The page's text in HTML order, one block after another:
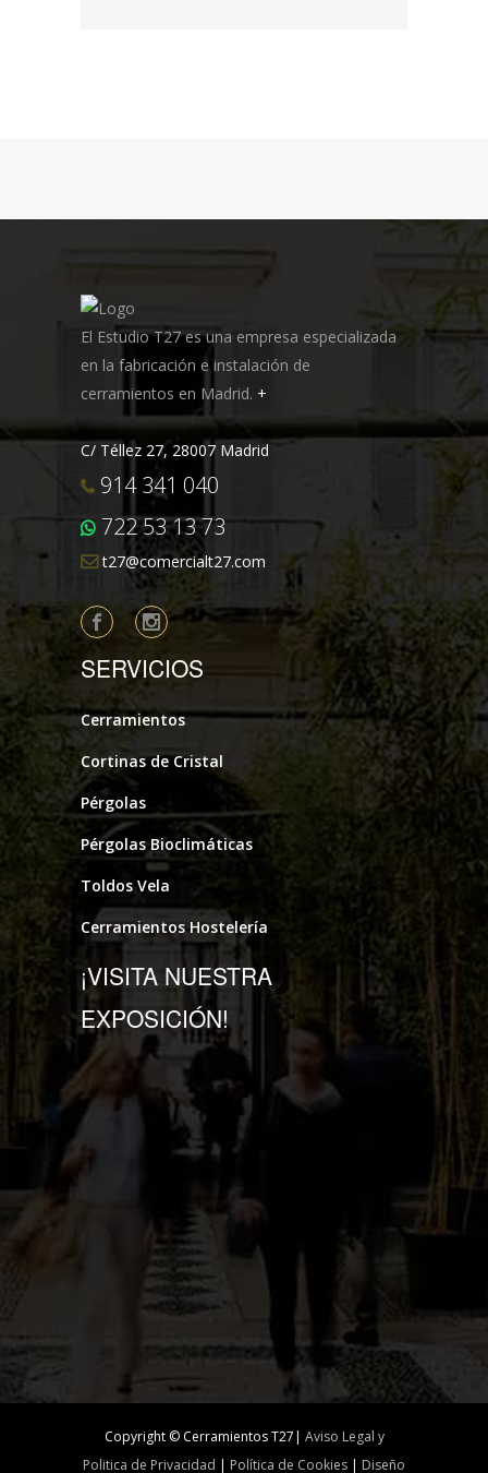
El Estudio T27 es una empresa especializada
en la fabricación e instalación de
cerramientos en Madrid. +
C/ Téllez 27, 28007 Madrid
914 341 040
722 53 13 73
t27@comercialt27.com
SERVICIOS
Cerramientos
Cortinas de Cristal
Pérgolas
Pérgolas Bioclimáticas
Toldos Vela
Cerramientos Hostelería
¡VISITA NUESTRA
EXPOSICIÓN!
Copyright © Cerramientos T27| Aviso Legal y
Politica de Privacidad | Política de Cookies | Diseño